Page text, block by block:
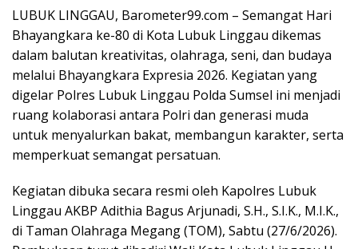
LUBUK LINGGAU, Barometer99.com – Semangat Hari
Bhayangkara ke-80 di Kota Lubuk Linggau dikemas
dalam balutan kreativitas, olahraga, seni, dan budaya
melalui Bhayangkara Expresia 2026. Kegiatan yang
digelar Polres Lubuk Linggau Polda Sumsel ini menjadi
ruang kolaborasi antara Polri dan generasi muda
untuk menyalurkan bakat, membangun karakter, serta
memperkuat semangat persatuan.
Kegiatan dibuka secara resmi oleh Kapolres Lubuk
Linggau AKBP Adithia Bagus Arjunadi, S.H., S.I.K., M.I.K.,
di Taman Olahraga Megang (TOM), Sabtu (27/6/2026).